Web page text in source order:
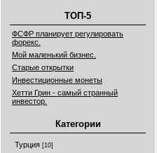
ТОП-5
ФСФР планирует регулировать
форекс.
Мой маленький бизнес.
Старые открытки
Инвестиционные монеты
Хетти Грин - самый странный
инвестор.
Категории
Турция [10]